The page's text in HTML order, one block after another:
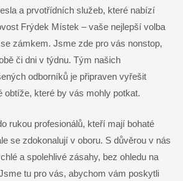
a prvotřídních služeb, které nabízí
Frýdek Místek – vaše nejlepší volba
zámkem. Jsme zde pro vás nonstop,
či dni v týdnu. Tým našich
odborníků je připraven vyřešit
obtíže, které by vás mohly potkat.
rukou profesionálů, kteří mají bohaté
se zdokonalují v oboru. S důvěrou v nás
a spolehlivé zásahy, bez ohledu na
tu pro vás, abychom vám poskytli